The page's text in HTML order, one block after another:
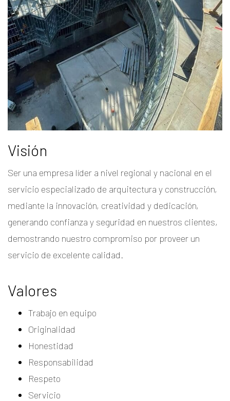
Visión
Ser una empresa líder a nivel regional y nacional en el
servicio especializado de arquitectura y construcción,
mediante la innovación, creatividad y dedicación,
generando confianza y seguridad en nuestros clientes,
demostrando nuestro compromiso por proveer un
servicio de excelente calidad.
Valores
Trabajo en equipo
Originalidad
Honestidad
Responsabilidad
Respeto
Servicio